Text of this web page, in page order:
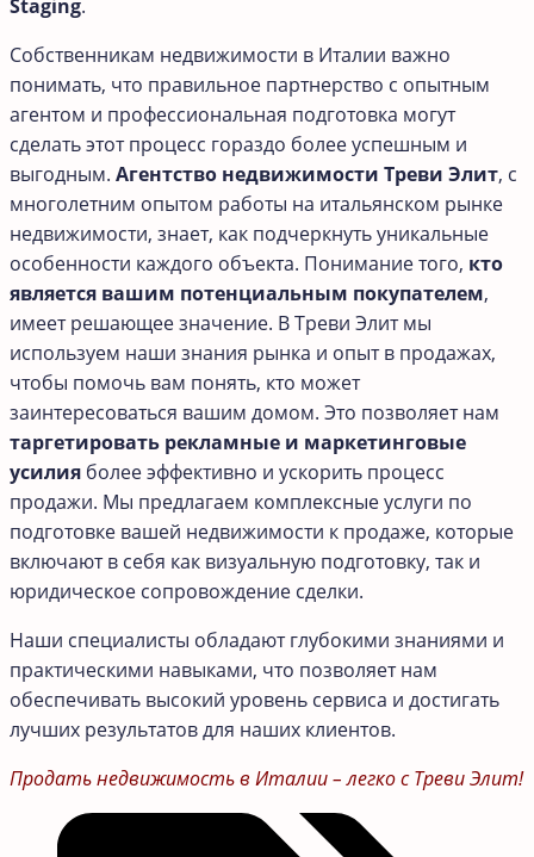
Staging.
Собственникам недвижимости в Италии важно
понимать, что правильное партнерство с опытным
агентом и профессиональная подготовка могут
сделать этот процесс гораздо более успешным и
выгодным. Агентство недвижимости Треви Элит, с
многолетним опытом работы на итальянском рынке
недвижимости, знает, как подчеркнуть уникальные
особенности каждого объекта. Понимание того, кто
является вашим потенциальным покупателем,
имеет решающее значение. В Треви Элит мы
используем наши знания рынка и опыт в продажах,
чтобы помочь вам понять, кто может
заинтересоваться вашим домом. Это позволяет нам
таргетировать рекламные и маркетинговые
усилия более эффективно и ускорить процесс
продажи. Мы предлагаем комплексные услуги по
подготовке вашей недвижимости к продаже, которые
включают в себя как визуальную подготовку, так и
юридическое сопровождение сделки.
Наши специалисты обладают глубокими знаниями и
практическими навыками, что позволяет нам
обеспечивать высокий уровень сервиса и достигать
лучших результатов для наших клиентов.
Продать недвижимость в Италии – легко с Треви Элит!